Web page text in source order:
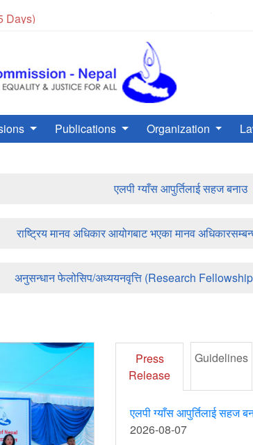
Days) मानव
Publications Organization
एलपी ग्याँस आपुर्तिलाई सहज
राष्ट्रिय मानव अधिकार आयोगबाट भएका मानव
अनुसन्धान फेलोसिप/अध्ययनवृत्ति (Research
Press
Release
Guidelines
एलपी ग्याँस आपुर्तिलाई सहज
2026-08-07